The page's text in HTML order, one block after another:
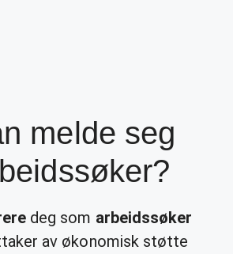
melde seg
deg som arbeidssøker
av økonomisk støtte